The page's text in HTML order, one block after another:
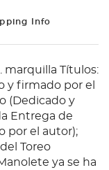
Info
marquilla Títulos:
y firmado por el
(Dedicado y
Entrega de
por el autor);
Toreo
ya se ha